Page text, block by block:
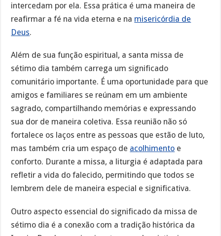
intercedam por ela. Essa prática é uma maneira de
reafirmar a fé na vida eterna e na misericórdia de
Deus.
Além de sua função espiritual, a santa missa de
sétimo dia também carrega um significado
comunitário importante. É uma oportunidade para que
amigos e familiares se reúnam em um ambiente
sagrado, compartilhando memórias e expressando
sua dor de maneira coletiva. Essa reunião não só
fortalece os laços entre as pessoas que estão de luto,
mas também cria um espaço de acolhimento e
conforto. Durante a missa, a liturgia é adaptada para
refletir a vida do falecido, permitindo que todos se
lembrem dele de maneira especial e significativa.
Outro aspecto essencial do significado da missa de
sétimo dia é a conexão com a tradição histórica da